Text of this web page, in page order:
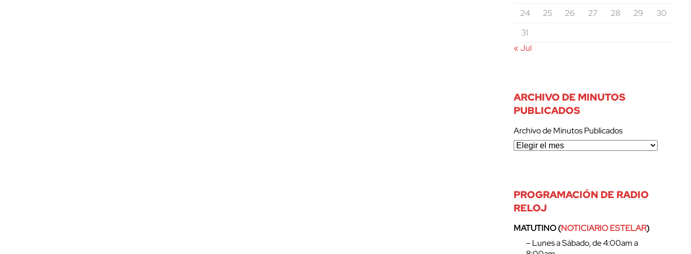
24
25 26 27 28 29
30
31
« Jul
ARCHIVO DE MINUTOS
PUBLICADOS
Archivo de Minutos Publicados
PROGRAMACIÓN DE RADIO
RELOJ
MATUTINO (NOTICIARIO ESTELAR)
– Lunes a Sábado, de 4:00am a